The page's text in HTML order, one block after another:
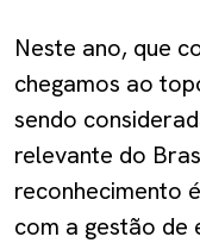
Neste ano, que
chegamos ao
sendo
relevante do
reconhecimento
com a gestão de